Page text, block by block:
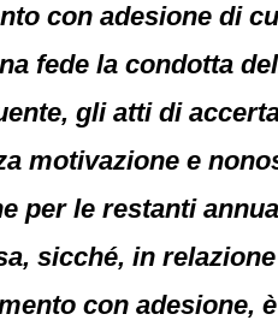
con adesione di
fede la condotta
gli atti di
motivazione e
per le restanti
sicché, in
con adesione,